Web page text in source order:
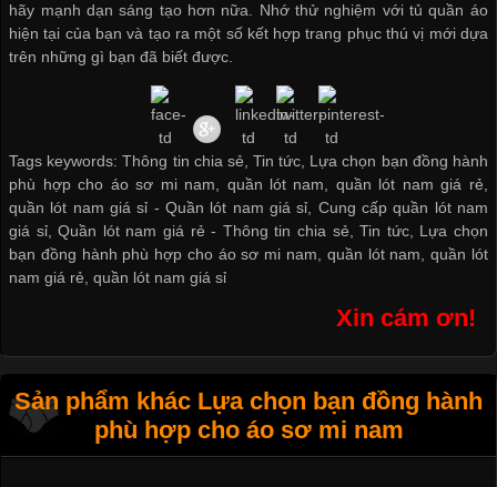
hãy mạnh dạn sáng tạo hơn nữa. Nhớ thử nghiệm với tủ quần áo
hiện tại của bạn và tạo ra một số kết hợp trang phục thú vị mới dựa
trên những gì bạn đã biết được.
Tags keywords: Thông tin chia sẻ, Tin tức, Lựa chọn bạn đồng hành
phù hợp cho áo sơ mi nam, quần lót nam, quần lót nam giá rẻ,
quần lót nam giá sỉ -Quần lót nam giá sỉ
Cung cấp quần lót nam
giá sỉ,Quần lót nam giá rẻ - Thông tin chia sẻ ,Tin tức, Lựa chọn
bạn đồng hành phù hợp cho áo sơ mi nam
quần lót nam ,quần lót
nam giá rẻ ,quần lót nam giá sỉ
Xin cám ơn!
Sản phẩm khác Lựa chọn bạn đồng hành
phù hợp cho áo sơ mi nam